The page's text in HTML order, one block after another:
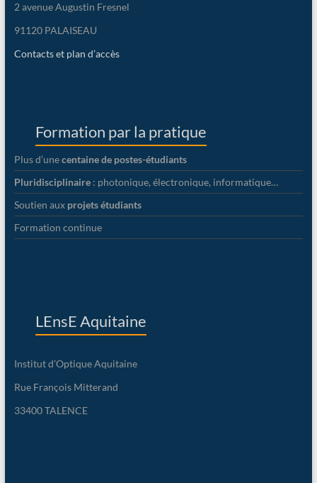
2 avenue Augustin Fresnel
91120 PALAISEAU
Contacts et plan d’accès
Formation par la pratique
Plus d’unecentaine de postes-étudiants
Pluridisciplinaire: photonique, électronique, informatique…
Soutien aux projets étudiants
Formation continue
LEnsE Aquitaine
Institut d’Optique Aquitaine
Rue François Mitterand
33400 TALENCE